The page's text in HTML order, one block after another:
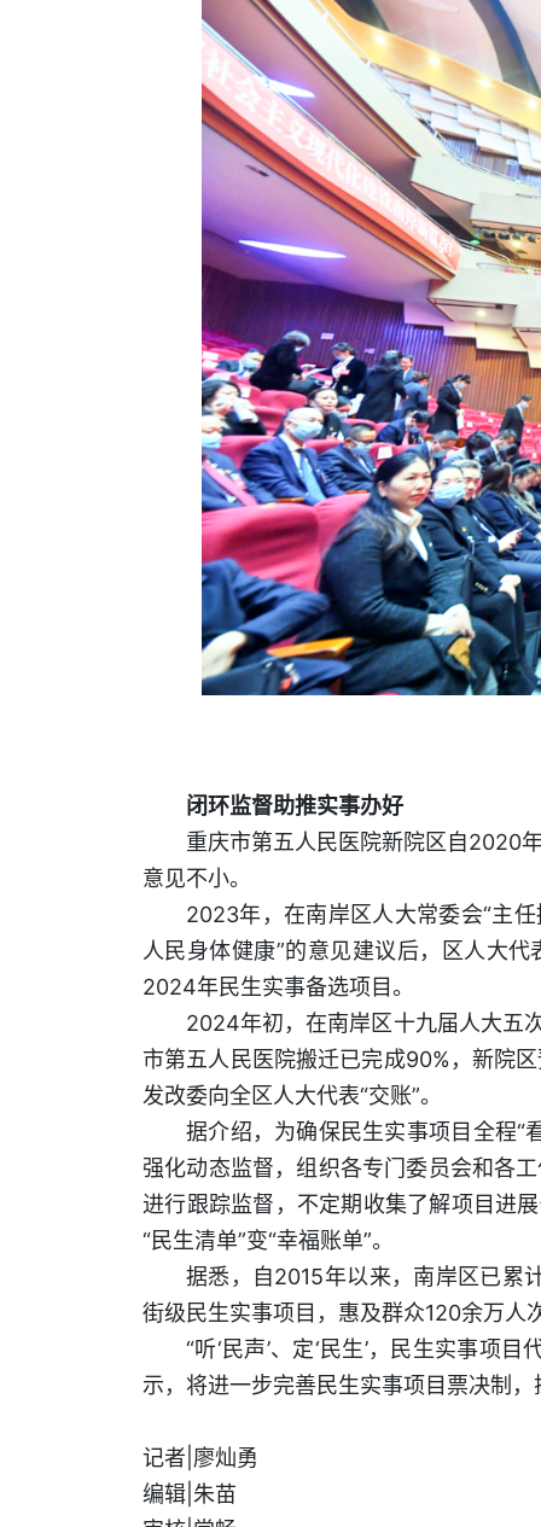
闭环监督助推实事办好
重庆市第五人民医院新院区自2020
意见不小。
2023年，在南岸区人大常委会“主
人民身体健康”的意见建议后，区人大
2024年民生实事备选项目。
2024年初，在南岸区十九届人大五
市第五人民医院搬迁已完成90%，新院
发改委向全区人大代表“交账”。
据介绍，为确保民生实事项目全程“
强化动态监督，组织各专门委员会和各
进行跟踪监督，不定期收集了解项目进
“民生清单”变“幸福账单”。
据悉，自2015年以来，南岸区已累
街级民生实事项目，惠及群众120余万人
“听‘民声’、定‘民生’，民生实事项
示，将进一步完善民生实事项目票决制
记者|廖灿勇
编辑|朱苗